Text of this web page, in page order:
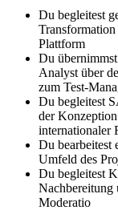
Du begleitest
Plattform
Du
Analyst über
zum Test-
Du begleitest
der
internationaler
Du bearbeitest
Umfeld des
Du begleitest
Nachbereitung
Moderatio